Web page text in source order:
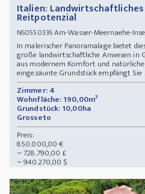
Italien:
Reitpotenzial
N60550336Am-Wasser-Meernaehe-
In malerischer Panoramalage bietet
große landwirtschaftliche Anwesen in
aus modernem Komfort und
eingezäunte Grundstück empfängt Sie
Zimmer: 4
Wohnfläche: 190,00m²
Grundstück: 10,00ha
Grosseto
Preis:
850.000,00 €
~ 728.790,00 £
~ 940.270,00 $